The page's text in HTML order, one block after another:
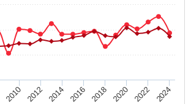
2010 2012 2014 2016 2018 2020 2022 2024